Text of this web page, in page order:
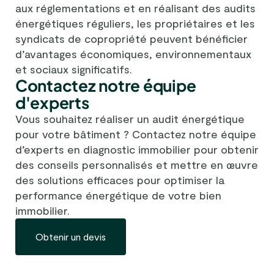
aux réglementations et en réalisant des audits
énergétiques réguliers, les propriétaires et les
syndicats de copropriété peuvent bénéficier
d’avantages économiques, environnementaux
et sociaux significatifs.
Contactez notre équipe
d'experts
Vous souhaitez réaliser un audit énergétique
pour votre bâtiment ? Contactez notre équipe
d’experts en diagnostic immobilier pour obtenir
des conseils personnalisés et mettre en œuvre
des solutions efficaces pour optimiser la
performance énergétique de votre bien
immobilier.
Obtenir un devis